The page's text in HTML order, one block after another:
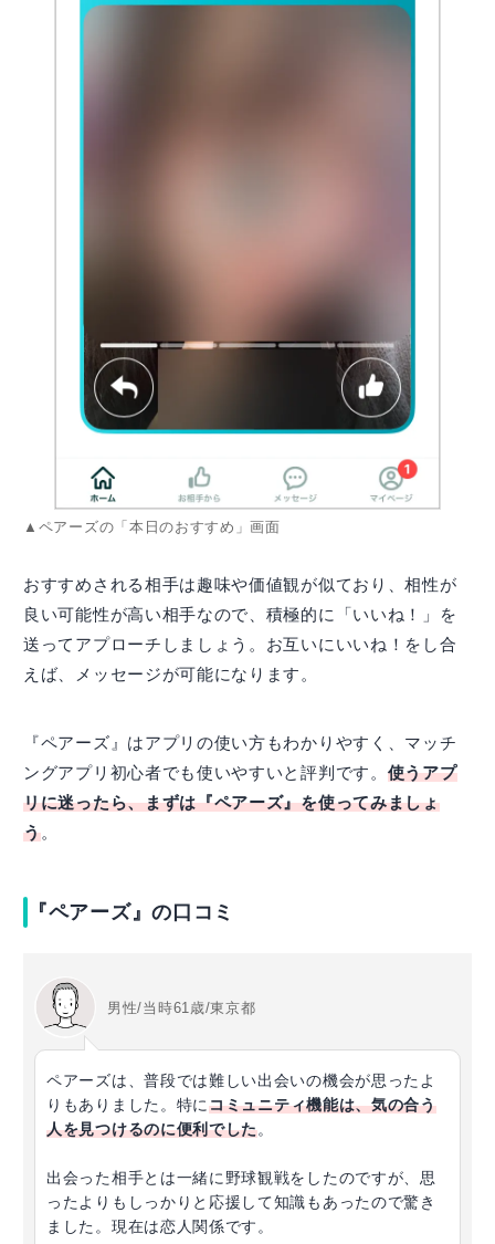
▲ペアーズの「本日のおすすめ」画面
おすすめされる相手は趣味や価値観が似ており、相性が
良い可能性が高い相手なので、積極的に「いいね！」を
送ってアプローチしましょう。お互いにいいね！をし合
えば、メッセージが可能になります。
『ペアーズ』はアプリの使い方もわかりやすく、マッチ
ングアプリ初心者でも使いやすいと評判です。 使うアプ
リに迷ったら、まずは『ペアーズ』を使ってみましょ
う。
『ペアーズ』の口コミ
男性/当時61歳/東京都
ペアーズは、普段では難しい出会いの機会が思ったよ
りもありました。特にコミュニティ機能は、気の合う
人を見つけるのに便利でした。
出会った相手とは一緒に野球観戦をしたのですが、思
ったよりもしっかりと応援して知識もあったので驚き
ました。現在は恋人関係です。